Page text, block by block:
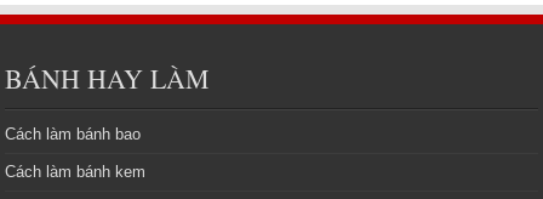
BÁNH HAY LÀM
Cách làm bánh bao
Cách làm bánh kem